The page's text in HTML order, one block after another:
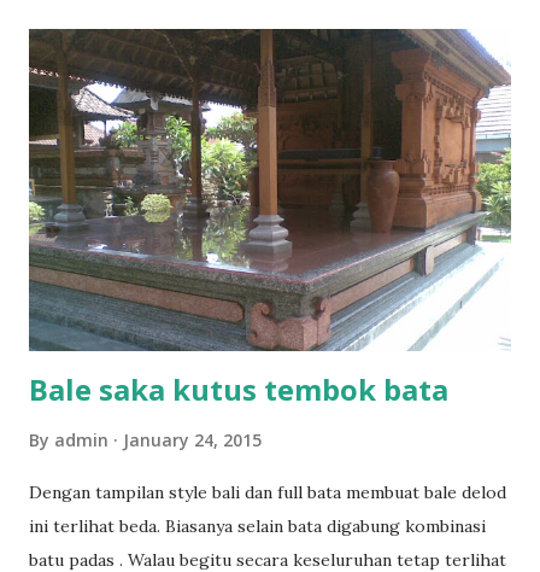
Bale saka kutus tembok bata
By admin January 24, 2015
Dengan tampilan style bali dan full bata membuat bale delod
ini terlihat beda. Biasanya selain bata digabung kombinasi
batu padas . Walau begitu secara keseluruhan tetap terlihat